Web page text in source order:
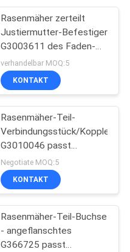
Rasenmäher zerteilt
Justiermutter-Befestiger
G3003611 des Faden-
3/8-24
verhandelbar MOQ:5
KONTAKT
Rasenmäher-Teil-
Verbindungsstück/Koppler
G3010046 passt
Jacobsen IF-135
Negotiate MOQ:5
KONTAKT
Rasenmäher-Teil-Buchse
- angeflanschtes
G366725 passt